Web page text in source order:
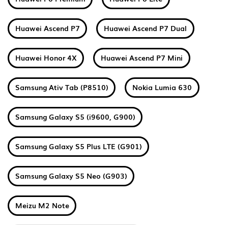
Huawei Ascend P7 Huawei Ascend P7 Dual
Huawei Honor 4X Huawei Ascend P7 Mini
Samsung Ativ Tab (P8510) Nokia Lumia 630
Samsung Galaxy S5 (i9600, G900)
Samsung Galaxy S5 Plus LTE (G901)
Samsung Galaxy S5 Neo (G903)
Meizu M2 Note